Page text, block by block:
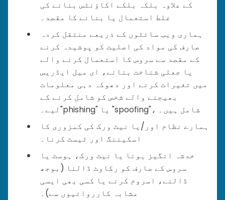
کے علاوہ بلکہ بلکے اکاؤنٹس بنانے کی
غلط استعمال یا بنانے کا مقصد۔
ہماری ویب سائٹوں کے ذریعے منتقل کردہ
صارف کی مواد کی اصلیت کو پوشیدہ کرنے
کے مقصد سے سروس کا استعمال کرنے والے
یا جعلی شناخت بنانے، ای میل ایڈریس
میں تغیرات کرنے اور دھوکہ دہی معلومات
بھیجنے والے شخص کو شامل کرنے کے
لیے۔"phishing" یا "spoofing"، شامل ہیں۔
ہمارے نظام اور/یا نیٹ ورک کی کمزوری کا
اسکیننگ اور ٹیسٹ کرنا۔
خدشہ انگیز ہونا یا نیٹ ورک، ہوسٹ یا
سروس کے صارف کو رکاوٹ ڈالنا (بوجھ
ڈالنے، اسروم کرنے یا کسی بھی ایسی
مشابہ کارروائیوں سے)۔